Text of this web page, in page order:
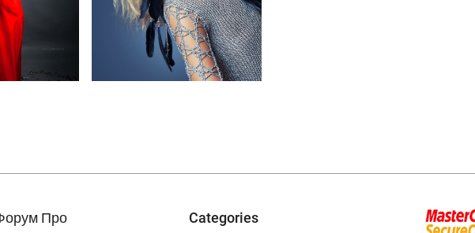
Про Categories